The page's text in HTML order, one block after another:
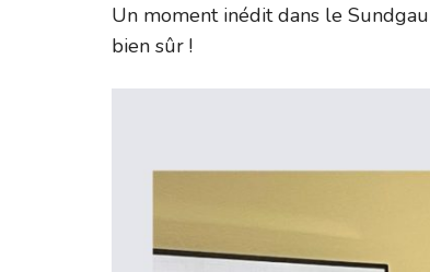
Un moment inédit dans le
bien sûr !